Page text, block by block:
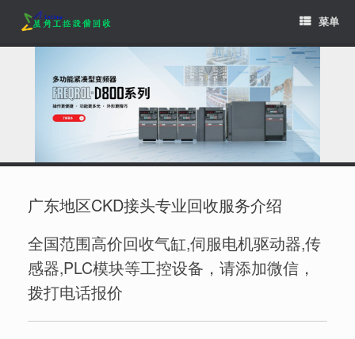
content
菜单
广东地区CKD接头专业回收服务介绍
全国范围高价回收气缸,伺服电机驱动器,传
感器,PLC模块等工控设备，请添加微信，
拨打电话报价